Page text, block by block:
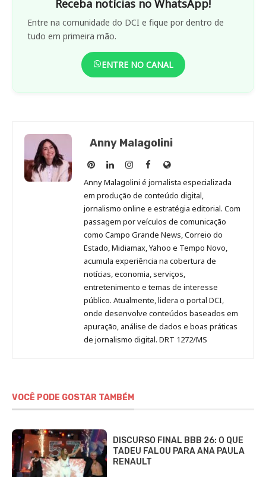
Receba notícias no WhatsApp!
Entre na comunidade do DCI e fique por dentro de
tudo em primeira mão.
ENTRE NO CANAL
Anny Malagolini
Anny
Malagolini
no
Pinterest
Anny
Malagolini
no
LinkedIn
Anny
Malagolini
no
Instagram
Anny
Malagolini
no
Facebook
Site
de
Anny
Malagolini
Anny Malagolini é jornalista especializada
em produção de conteúdo digital,
jornalismo online e estratégia editorial. Com
passagem por veículos de comunicação
como Campo Grande News, Correio do
Estado, Midiamax, Yahoo e Tempo Novo,
acumula experiência na cobertura de
notícias, economia, serviços,
entretenimento e temas de interesse
público. Atualmente, lidera o portal DCI,
onde desenvolve conteúdos baseados em
apuração, análise de dados e boas práticas
de jornalismo digital. DRT 1272/MS
VOCÊ PODE GOSTAR TAMBÉM
DISCURSO FINAL BBB 26: O QUE
TADEU FALOU PARA ANA PAULA
RENAULT